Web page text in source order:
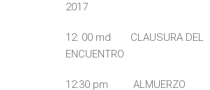
2017
12: 00 md CLAUSURA DEL
ENCUENTRO
12:30 pm ALMUERZO